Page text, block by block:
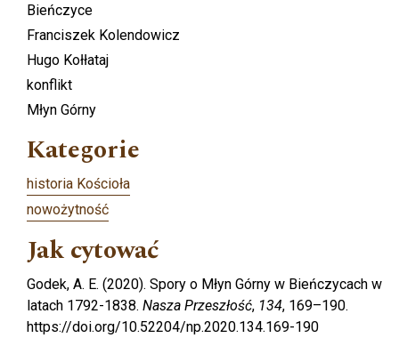
Bieńczyce
Franciszek Kolendowicz
Hugo Kołłataj
konflikt
Młyn Górny
Kategorie
historia Kościoła
nowożytność
Jak cytować
Godek, A. E. (2020). Spory o Młyn Górny w Bieńczycach w
latach 1792-1838. Nasza Przeszłość, 134, 169–190.
https://doi.org/10.52204/np.2020.134.169-190